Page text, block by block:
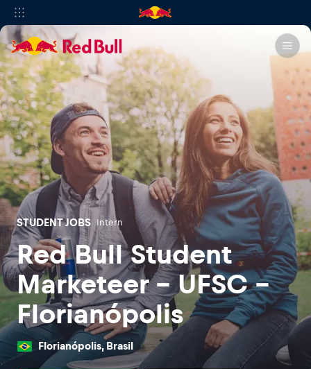
STUDENT JOBS Intern
Red Bull Student
Marketeer - UFSC -
Florianópolis
Florianópolis, Brasil